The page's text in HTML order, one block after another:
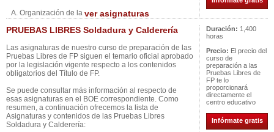
A. Organización de la ver asignaturas
PRUEBAS LIBRES Soldadura y Calderería
Las asignaturas de nuestro curso de preparación de las
Pruebas Libres de FP siguen el temario oficial aprobado
por la legislación vigente respecto a los contenidos
obligatorios del Título de FP.
Se puede consultar más información al respecto de
esas asignaturas en el BOE correspondiente. Como
resumen, a continuación ofrecemos la lista de
Asignaturas y contenidos de las Pruebas Libres
Soldadura y Calderería:
Duración: 1,400
horas
Precio: El precio del
curso de
preparación a las
Pruebas Libres de
FP te lo
proporcionará
directamente el
centro educativo
Infórmate gratis